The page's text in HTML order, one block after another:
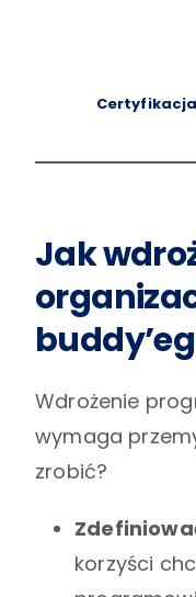
Certyfikacja
Jak
Wdrożenie
wymaga
zrobić?
korzyści